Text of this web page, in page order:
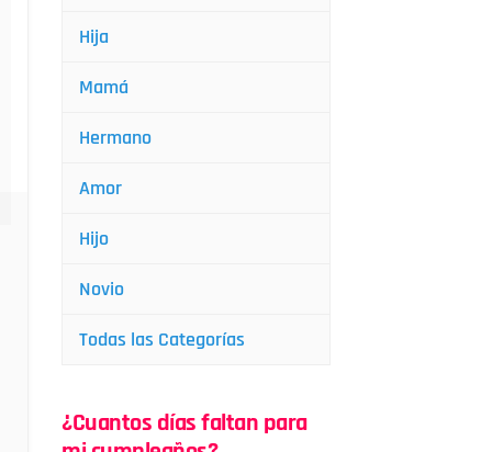
Hija
Mamá
Hermano
Amor
Hijo
Novio
Todas las Categorías
¿Cuantos días faltan para